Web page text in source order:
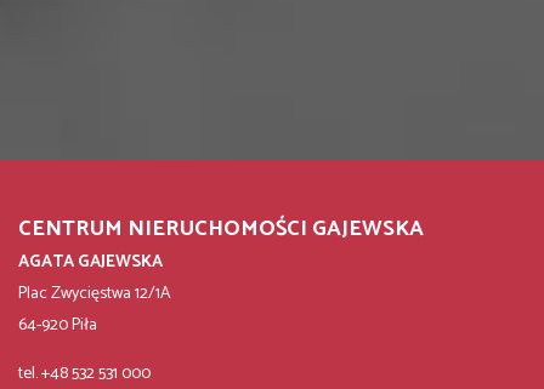
CENTRUM NIERUCHOMOŚCI GAJEWSKA
AGATA GAJEWSKA
Plac Zwycięstwa 12/1A
64-920 Piła
tel. +48 532 531 000